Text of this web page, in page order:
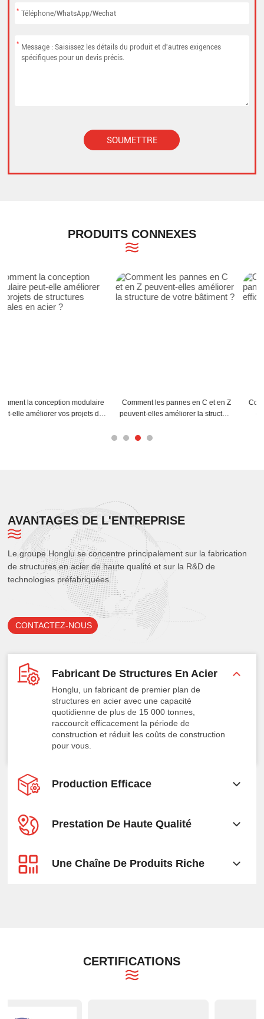
*
*
SOUMETTRE
PRODUITS CONNEXES
Comment les pannes en C et en Z
peuvent-elles améliorer la structure
Conseils d'installation des pannes
en acier C pour une efficacité
AVANTAGES DE L'ENTREPRISE
Le groupe Honglu se concentre principalement sur la fabrication
de structures en acier de haute qualité et sur la R&D de
technologies préfabriquées.
CONTACTEZ-NOUS
Fabricant De Structures En Acier
Honglu, un fabricant de premier plan de
structures en acier avec une capacité
quotidienne de plus de 15 000 tonnes,
raccourcit efficacement la période de
construction et réduit les coûts de construction
pour vous.
Production Efficace
Prestation De Haute Qualité
Une Chaîne De Produits Riche
CERTIFICATIONS